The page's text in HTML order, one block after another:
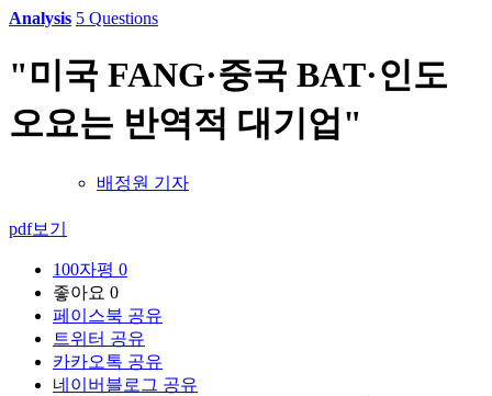
Analysis 5 Questions
"미국 FANG·중국 BAT·인도
오요는 반역적 대기업"
배정원 기자
pdf보기
100자평 0
좋아요 0
페이스북 공유
트위터 공유
카카오톡 공유
네이버블로그 공유